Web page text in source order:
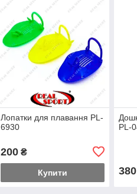
Лопатки для плавання PL-
6930
200₴
Купити
PL-
380